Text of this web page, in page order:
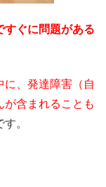
すぐに問題がある
に、発達障害（自
が含まれることも
す。